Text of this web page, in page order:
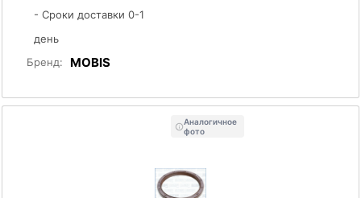
- Сроки доставки 0-1
день
Бренд:
MOBIS
Аналогичное
фото